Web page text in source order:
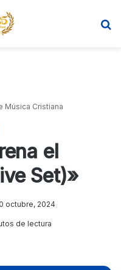
Música Cristiana
el
Set)»
octubre, 2024
de lectura